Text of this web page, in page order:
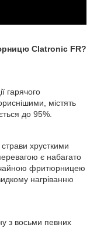
Clatronic FR?
гарячого
містять
до 95%.
страви хрусткими
є набагато
фритюрницею
нагріванню
з восьми певних